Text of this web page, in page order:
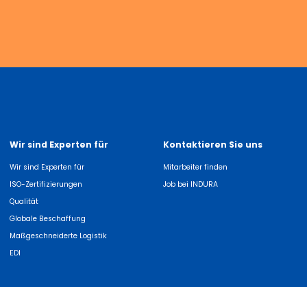
Wir sind Experten für
Wir sind Experten für
ISO-Zertifizierungen
Qualität
Globale Beschaffung
Maßgeschneiderte Logistik
EDI
Kontaktieren Sie uns
Mitarbeiter finden
Job bei INDURA